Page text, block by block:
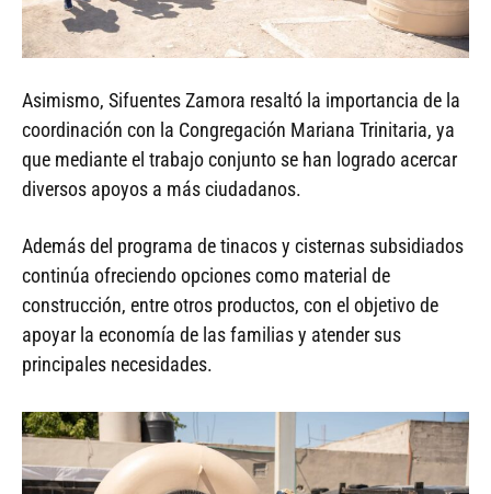
Asimismo, Sifuentes Zamora resaltó la importancia de la
coordinación con la Congregación Mariana Trinitaria, ya
que mediante el trabajo conjunto se han logrado acercar
diversos apoyos a más ciudadanos.
Además del programa de tinacos y cisternas subsidiados
continúa ofreciendo opciones como material de
construcción, entre otros productos, con el objetivo de
apoyar la economía de las familias y atender sus
principales necesidades.